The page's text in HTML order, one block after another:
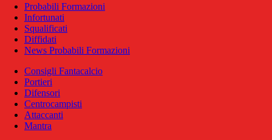
Probabili Formazioni
Infortunati
Squalificati
Diffidati
News Probabili Formazioni
Consigli Fantacalcio
Portieri
Difensori
Centrocampisti
Attaccanti
Mantra